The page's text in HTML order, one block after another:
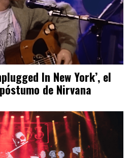
In New York’, el
de Nirvana